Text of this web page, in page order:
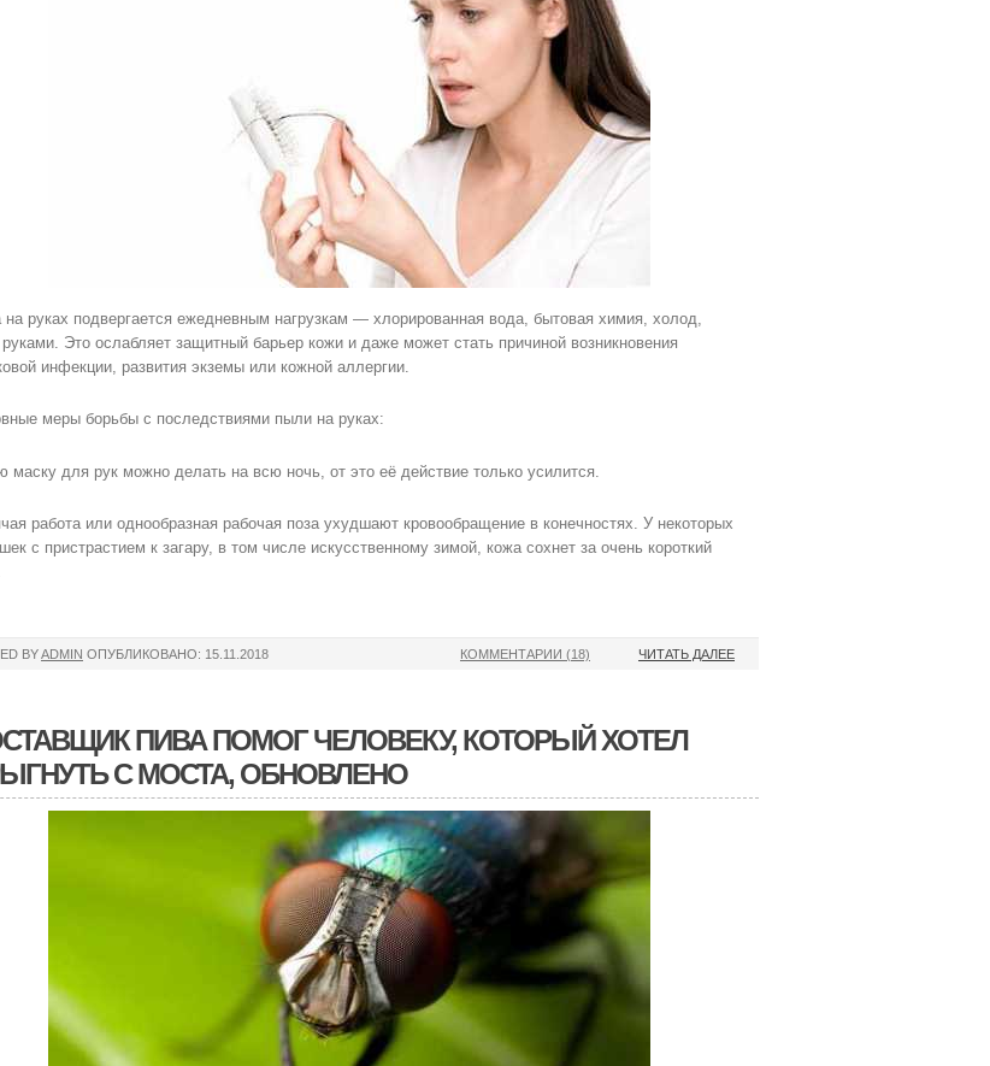
на руках подвергается ежедневным нагрузкам — хлорированная вода, бытовая химия, холод,
Это ослабляет защитный барьер кожи и даже может стать причиной возникновения
инфекции, развития экземы или кожной аллергии.
меры борьбы с последствиями пыли на руках:
маску для рук можно делать на всю ночь, от это её действие только усилится.
работа или однообразная рабочая поза ухудшают кровообращение в конечностях. У некоторых
с пристрастием к загару, в том числе искусственному зимой, кожа сохнет за очень короткий
BYADMIN ОПУБЛИКОВАНО: 15.11.2018 ЧИТАТЬ ДАЛЕЕ
КОММЕНТАРИИ (18)
ПИВА ПОМОГ ЧЕЛОВЕКУ, КОТОРЫЙ ХОТЕЛ
С МОСТА, ОБНОВЛЕНО